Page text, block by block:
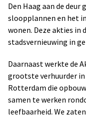
Den Haag aan de
sloopplannen en het
wonen. Deze akties in
stadsvernieuwing in
Daarnaast werkte de
grootste verhuurder in
Rotterdam die
samen te werken
leefbaarheid. We